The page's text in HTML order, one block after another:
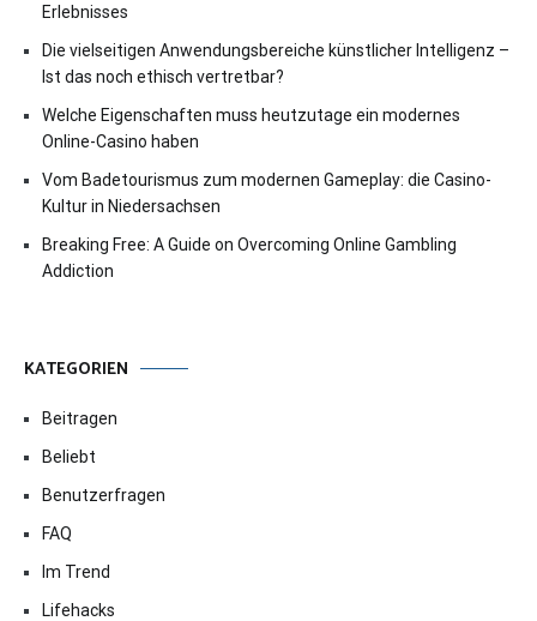
Erlebnisses
Die vielseitigen Anwendungsbereiche künstlicher Intelligenz –
Ist das noch ethisch vertretbar?
Welche Eigenschaften muss heutzutage ein modernes
Online-Casino haben
Vom Badetourismus zum modernen Gameplay: die Casino-
Kultur in Niedersachsen
Breaking Free: A Guide on Overcoming Online Gambling
Addiction
KATEGORIEN
Beitragen
Beliebt
Benutzerfragen
FAQ
Im Trend
Lifehacks